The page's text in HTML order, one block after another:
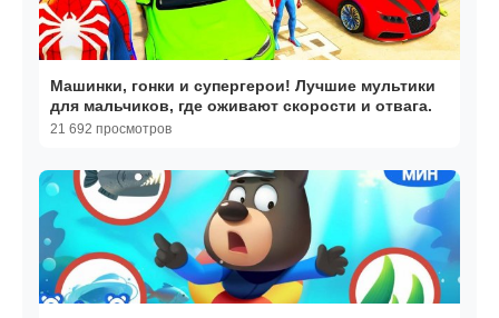
Машинки, гонки и супергерои! Лучшие мультики
для мальчиков, где оживают скорости и отвага.
21 692 просмотров